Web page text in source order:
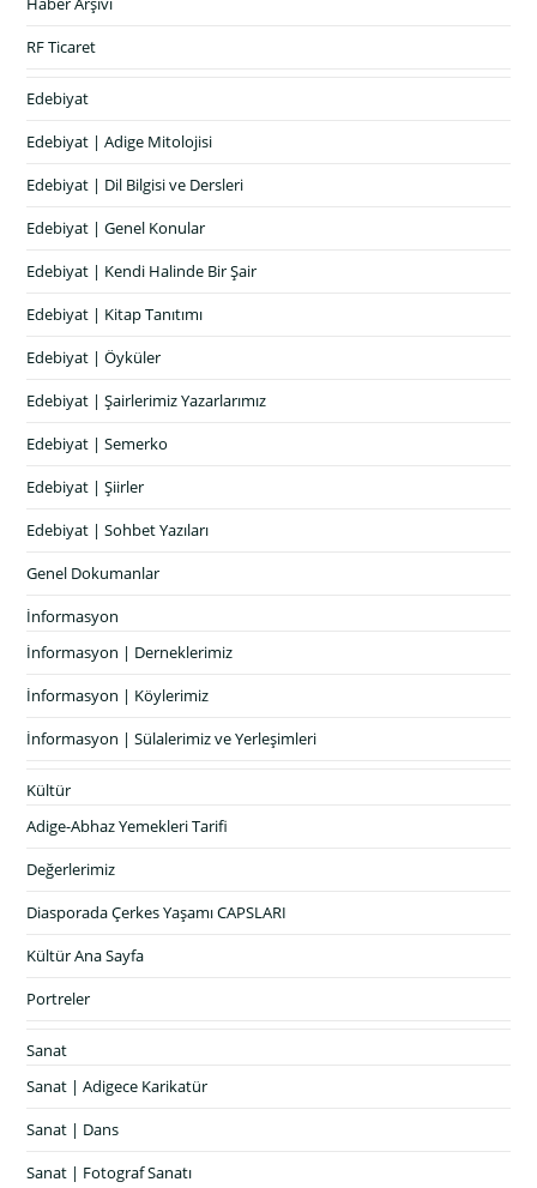
RF Ticaret
Edebiyat
Edebiyat | Adige Mitolojisi
Edebiyat | Dil Bilgisi ve Dersleri
Edebiyat | Genel Konular
Edebiyat | Kendi Halinde Bir Şair
Edebiyat | Kitap Tanıtımı
Edebiyat | Öyküler
Edebiyat | Şairlerimiz Yazarlarımız
Edebiyat | Semerko
Edebiyat | Şiirler
Edebiyat | Sohbet Yazıları
Genel Dokumanlar
İnformasyon
İnformasyon | Derneklerimiz
İnformasyon | Köylerimiz
İnformasyon | Sülalerimiz ve Yerleşimleri
Kültür
Adige-Abhaz Yemekleri Tarifi
Değerlerimiz
Diasporada Çerkes Yaşamı CAPSLARI
Kültür Ana Sayfa
Portreler
Sanat
Sanat | Adigece Karikatür
Sanat | Dans
Sanat | Fotograf Sanatı